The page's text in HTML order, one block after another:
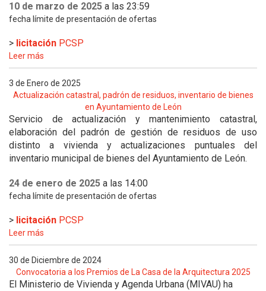
10 de marzo de 2025 a las 23:59
fecha límite de presentación de ofertas
> licitación PCSP
Leer más
3 de Enero de 2025
Actualización catastral, padrón de residuos, inventario de bienes
en Ayuntamiento de León
Servicio de actualización y mantenimiento catastral,
elaboración del padrón de gestión de residuos de uso
distinto a vivienda y actualizaciones puntuales del
inventario municipal de bienes del Ayuntamiento de León.
24 de enero de 2025 a las 14:00
fecha límite de presentación de ofertas
> licitación PCSP
Leer más
30 de Diciembre de 2024
Convocatoria a los Premios de La Casa de la Arquitectura 2025
El Ministerio de Vivienda y Agenda Urbana (MIVAU) ha